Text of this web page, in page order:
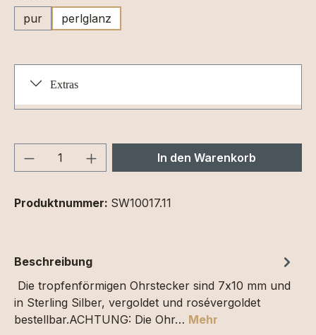
pur
perlglanz
Extras
Produkt Anzahl: Gib denIn den Warenkorb
Produktnummer: SW10017.11
Beschreibung
Die tropfenförmigen Ohrstecker sind 7x10 mm und
in Sterling Silber, vergoldet und rosévergoldet
bestellbar.ACHTUNG: Die Ohr… Mehr